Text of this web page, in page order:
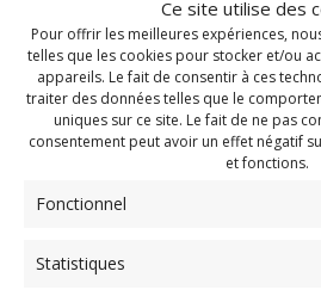
Ce site utilise des
Pour offrir les meilleures expériences,
telles que les cookies pour stocker et/ou
appareils. Le fait de consentir à ces
traiter des données telles que le
uniques sur ce site. Le fait de ne pas
consentement peut avoir un effet négatif
et fonctions.
Fonctionnel
Statistiques